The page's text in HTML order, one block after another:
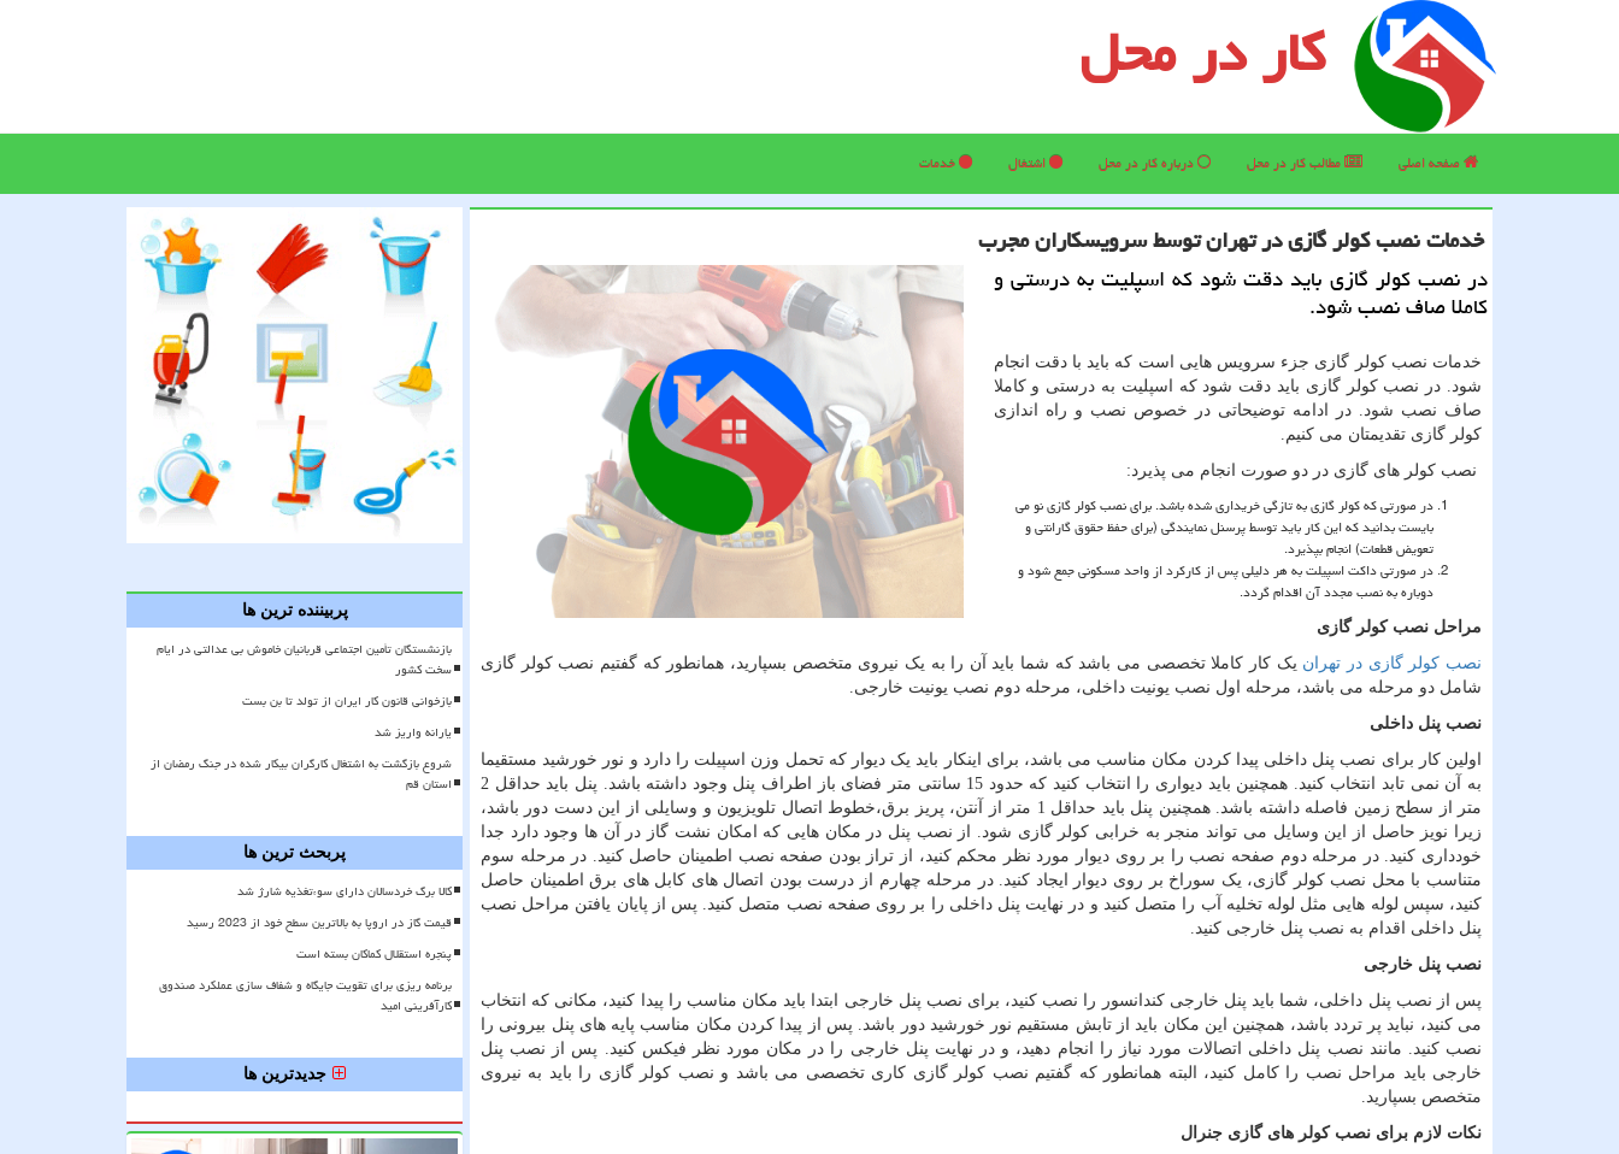
کار در محل
صفحه اصلی مطالب كار در محل درباره كار در محل اشتغال خدمات
خدمات نصب كولر گازی در تهران توسط سرویسكاران مجرب
در نصب كولر گازی باید دقت شود كه اسپلیت به درستی و
كاملا صاف نصب شود.
خدمات نصب کولر گازی جزء سرویس هایی است که باید با دقت انجام
شود. در نصب کولر گازی باید دقت شود که اسپلیت به درستی و کاملا
صاف نصب شود. در ادامه توضیحاتی در خصوص نصب و راه اندازی
کولر گازی تقدیمتان می کنیم.
نصب کولر های گازی در دو صورت انجام می پذیرد:
در صورتی که کولر گازی به تازگی خریداری شده باشد. برای نصب کولر گازی نو می
بایست بدانید که این کار باید توسط پرسنل نمایندگی (برای حفظ حقوق گارانتی و
تعویض قطعات) انجام بپذیرد.
در صورتی داکت اسپیلت به هر دلیلی پس از کارکرد از واحد مسکونی جمع شود و
دوباره به نصب مجدد آن اقدام گردد.
مراحل نصب کولر گازی
نصب کولر گازی در تهران یک کار کاملا تخصصی می باشد که شما باید آن را به یک نیروی متخصص بسپارید، همانطور که گفتیم نصب کولر گازی
شامل دو مرحله می باشد، مرحله اول نصب یونیت داخلی، مرحله دوم نصب یونیت خارجی.
نصب پنل داخلی
اولین کار برای نصب پنل داخلی پیدا کردن مکان مناسب می باشد، برای اینکار باید یک دیوار که تحمل وزن اسپیلت را دارد و نور خورشید مستقیما
به آن نمی تابد انتخاب کنید. همچنین باید دیواری را انتخاب کنید که حدود 15 سانتی متر فضای باز اطراف پنل وجود داشته باشد. پنل باید حداقل 2
متر از سطح زمین فاصله داشته باشد. همچنین پنل باید حداقل 1 متر از آنتن، پریز برق،خطوط اتصال تلویزیون و وسایلی از این دست دور باشد،
زیرا نویز حاصل از این وسایل می تواند منجر به خرابی کولر گازی شود. از نصب پنل در مکان هایی که امکان نشت گاز در آن ها وجود دارد جدا
خودداری کنید. در مرحله دوم صفحه نصب را بر روی دیوار مورد نظر محکم کنید، از تراز بودن صفحه نصب اطمینان حاصل کنید. در مرحله سوم
متناسب با محل نصب کولر گازی، یک سوراخ بر روی دیوار ایجاد کنید. در مرحله چهارم از درست بودن اتصال های کابل های برق اطمینان حاصل
کنید، سپس لوله هایی مثل لوله تخلیه آب را متصل کنید و در نهایت پنل داخلی را بر روی صفحه نصب متصل کنید. پس از پایان یافتن مراحل نصب
پنل داخلی اقدام به نصب پنل خارجی کنید.
نصب پنل خارجی
پس از نصب پنل داخلی، شما باید پنل خارجی کندانسور را نصب کنید، برای نصب پنل خارجی ابتدا باید مکان مناسب را پیدا کنید، مکانی که انتخاب
می کنید، نباید پر تردد باشد، همچنین این مکان باید از تابش مستقیم نور خورشید دور باشد. پس از پیدا کردن مکان مناسب پایه های پنل بیرونی را
نصب کنید. مانند نصب پنل داخلی اتصالات مورد نیاز را انجام دهید، و در نهایت پنل خارجی را در مکان مورد نظر فیکس کنید. پس از نصب پنل
خارجی باید مراحل نصب را کامل کنید، البته همانطور که گفتیم نصب کولر گازی کاری تخصصی می باشد و نصب کولر گازی را باید به نیروی
متخصص بسپارید.
نکات لازم برای نصب کولر های گازی جنرال
پربیننده ترین ها
بازنشستگان تأمین اجتماعی قربانیان خاموش بی عدالتی در ایام
سخت کشور
بازخوانی قانون کار ایران از تولد تا بن بست
یارانه واریز شد
شروع بازگشت به اشتغال کارگران بیکار شده در جنگ رمضان از
استان قم
پربحث ترین ها
کالا برگ خردسالان دارای سوءتغذیه شارژ شد
قیمت گاز در اروپا به بالاترین سطح خود از 2023 رسید
پنجره استقلال کماکان بسته است
برنامه ریزی برای تقویت جایگاه و شفاف سازی عملکرد صندوق
کارآفرینی امید
جدیدترین ها